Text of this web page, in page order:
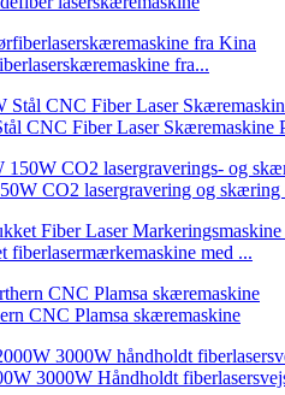
fra...
CNC Fiber Laser Skæremaskine
CO2 lasergravering og skæring
med ...
CNC Plamsa skæremaskine
3000W Håndholdt